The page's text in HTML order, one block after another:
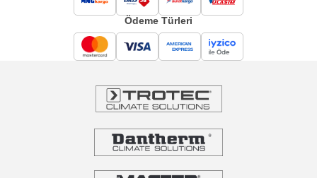
Ödeme Türleri